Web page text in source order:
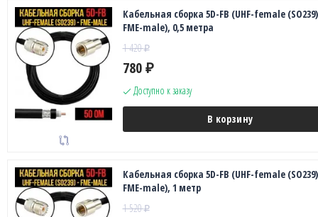
Кабельная сборка 5D-FB (UHF-female
FME-male), 0,5 метра
1 420₽
780 ₽
Доступно к заказу
В корзину
Кабельная сборка 5D-FB (UHF-female
FME-male), 1 метр
1 520₽